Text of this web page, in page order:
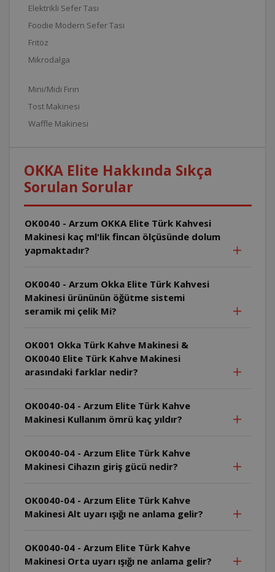
Elektrikli Sefer Tası
Foodie Modern Sefer Tası
Fritöz
Mikrodalga
Mini/Midi Fırın
Tost Makinesi
Waffle Makinesi
OKKA Elite Hakkında Sıkça
Sorulan Sorular
OK0040 - Arzum OKKA Elite Türk Kahvesi
Makinesi kaç ml'lik fincan ölçüsünde dolum
yapmaktadır?
OK0040 - Arzum Okka Elite Türk Kahvesi
Makinesi ürününün öğütme sistemi
seramik mi çelik Mi?
OK001 Okka Türk Kahve Makinesi &
OK0040 Elite Türk Kahve Makinesi
arasındaki farklar nedir?
OK0040-04 - Arzum Elite Türk Kahve
Makinesi Kullanım ömrü kaç yıldır?
OK0040-04 - Arzum Elite Türk Kahve
Makinesi Cihazın giriş gücü nedir?
OK0040-04 - Arzum Elite Türk Kahve
Makinesi Alt uyarı ışığı ne anlama gelir?
OK0040-04 - Arzum Elite Türk Kahve
Makinesi Orta uyarı ışığı ne anlama gelir?